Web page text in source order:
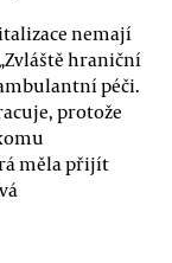
nemají
hraniční
péči.
protože
měla přijít